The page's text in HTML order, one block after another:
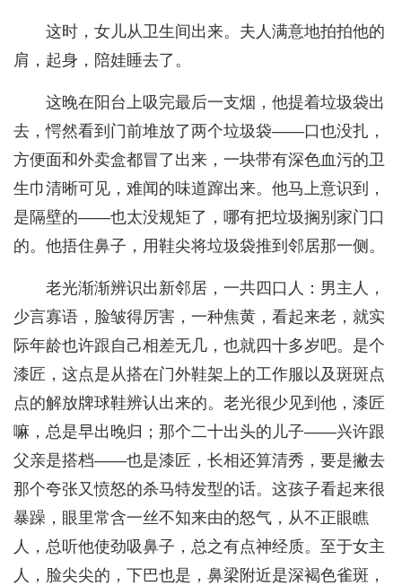
这时，女儿从卫生间出来。夫人满意地拍拍他的
肩，起身，陪娃睡去了。
这晚在阳台上吸完最后一支烟，他提着垃圾袋出
去，愕然看到门前堆放了两个垃圾袋——口也没扎，
方便面和外卖盒都冒了出来，一块带有深色血污的卫
生巾清晰可见，难闻的味道蹿出来。他马上意识到，
是隔壁的——也太没规矩了，哪有把垃圾搁别家门口
的。他捂住鼻子，用鞋尖将垃圾袋推到邻居那一侧。
老光渐渐辨识出新邻居，一共四口人：男主人，
少言寡语，脸皱得厉害，一种焦黄，看起来老，就实
际年龄也许跟自己相差无几，也就四十多岁吧。是个
漆匠，这点是从搭在门外鞋架上的工作服以及斑斑点
点的解放牌球鞋辨认出来的。老光很少见到他，漆匠
嘛，总是早出晚归；那个二十出头的儿子——兴许跟
父亲是搭档——也是漆匠，长相还算清秀，要是撇去
那个夸张又愤怒的杀马特发型的话。这孩子看起来很
暴躁，眼里常含一丝不知来由的怒气，从不正眼瞧
人，总听他使劲吸鼻子，总之有点神经质。至于女主
人，脸尖尖的，下巴也是，鼻梁附近是深褐色雀斑，